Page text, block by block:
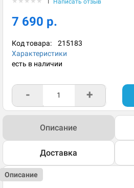
Написать отзыв
7 690 р.
Код товара: 215183
Характеристики
есть в наличии
- +
Описание
Доставка
Описание